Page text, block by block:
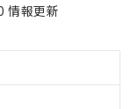
情報更新